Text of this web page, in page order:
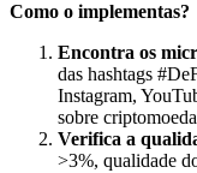
Como o implementas?
Encontra os
das hashtags
Instagram,
sobre
Verifica a
>3%, qualidade